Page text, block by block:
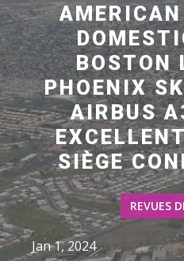
BOSTON
PHOENIX
AIRBUS
SIÈGE
REVUES
Jan 1, 2024